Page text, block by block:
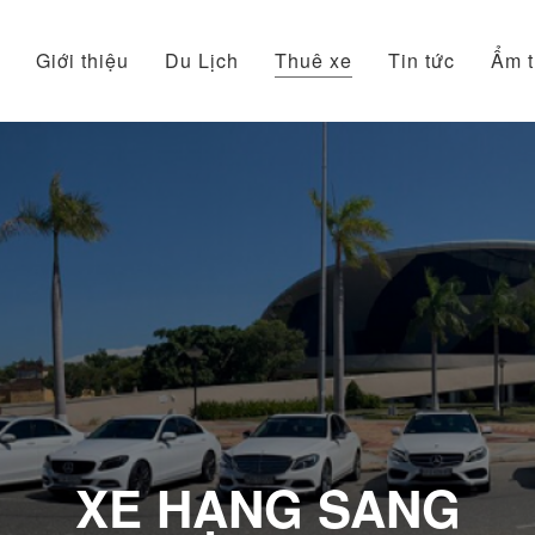
Giới thiệu Du Lịch Thuê xe Tin tức Ẩm
XE HẠNG SANG